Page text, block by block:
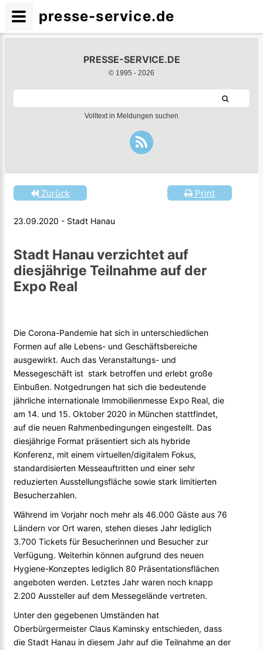
PRESSE-SERVICE.DE
© 1995 - 2026
Volltext in Meldungen suchen
Print
Zurück
23.09.2020 - Stadt Hanau
Stadt Hanau verzichtet auf
diesjährige Teilnahme auf der
Expo Real
Die Corona-Pandemie hat sich in unterschiedlichen
Formen auf alle Lebens- und Geschäftsbereiche
ausgewirkt. Auch das Veranstaltungs- und
Messegeschäft ist stark betroffen und erlebt große
Einbußen. Notgedrungen hat sich die bedeutende
jährliche internationale Immobilienmesse Expo Real, die
am 14. und 15. Oktober 2020 in München stattfindet,
auf die neuen Rahmenbedingungen eingestellt. Das
diesjährige Format präsentiert sich als hybride
Konferenz, mit einem virtuellen/digitalem Fokus,
standardisierten Messeauftritten und einer sehr
reduzierten Ausstellungsfläche sowie stark limitierten
Besucherzahlen.
Während im Vorjahr noch mehr als 46.000 Gäste aus 76
Ländern vor Ort waren, stehen dieses Jahr lediglich
3.700 Tickets für Besucherinnen und Besucher zur
Verfügung. Weiterhin können aufgrund des neuen
Hygiene-Konzeptes lediglich 80 Präsentationsflächen
angeboten werden. Letztes Jahr waren noch knapp
2.200 Aussteller auf dem Messegelände vertreten.
Unter den gegebenen Umständen hat
Oberbürgermeister Claus Kaminsky entschieden, dass
die Stadt Hanau in diesem Jahr auf die Teilnahme an der
presse-service.de